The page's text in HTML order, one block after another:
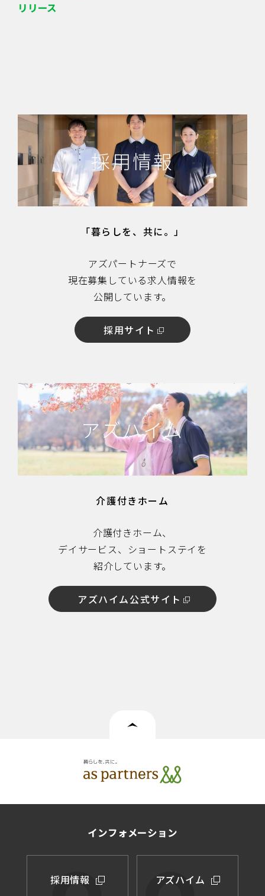
リリース
採用情報
「暮らしを、共に。」
アズパートナーズで
現在募集している求人情報を
公開しています。
採用サイト
アズハイム
介護付きホーム
介護付きホーム、
デイサービス、ショートステイを
紹介しています。
アズハイム公式サイト
インフォメーション
採用情報 アズハイム